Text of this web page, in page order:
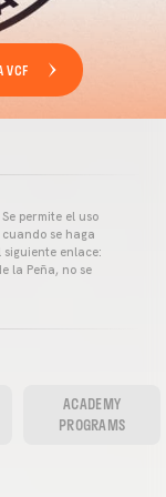
VCF
permite el uso
se haga
enlace:
la Peña, no se
ACADEMY
PROGRAMS